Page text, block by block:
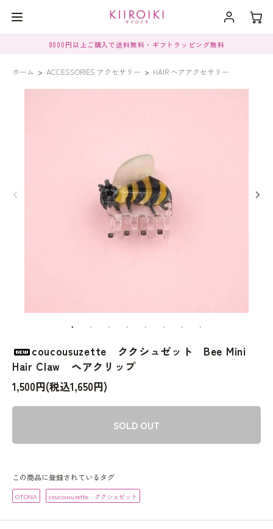
8000円以上ご購入で送料無料・ギフトラッピング無料
ホーム > ACCESSORIES アクセサリー > HAIR ヘアアクセサリー
coucousuzette ククシュゼット Bee Mini
Hair Claw ヘアクリップ
1,500円(税込1,650円)
SOLD OUT
この商品に登録されているタグ
OTONA coucousuzette ククシュゼット